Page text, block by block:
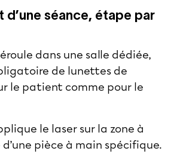
d’une séance, étape par
dans une salle dédiée,
de lunettes de
le patient comme pour le
le laser sur la zone à
pièce à main spécifique.